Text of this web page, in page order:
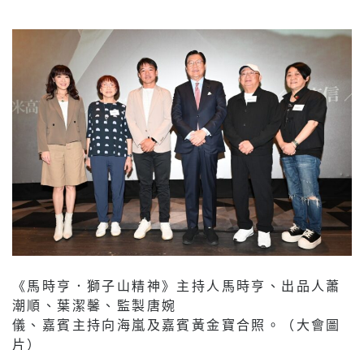
《馬時亨．獅子山精神》主持人馬時亨、出品人蕭
潮順、葉潔馨、監製唐婉
儀、嘉賓主持向海嵐及嘉賓黃金寶合照。（大會圖
片）